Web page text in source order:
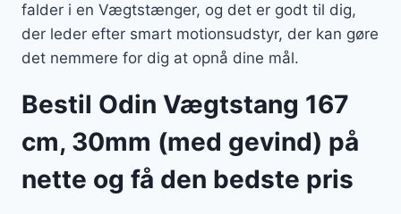
falder i en Vægtstænger, og det er godt til dig,
der leder efter smart motionsudstyr, der kan gøre
det nemmere for dig at opnå dine mål.
Bestil Odin Vægtstang 167
cm, 30mm (med gevind) på
nette og få den bedste pris